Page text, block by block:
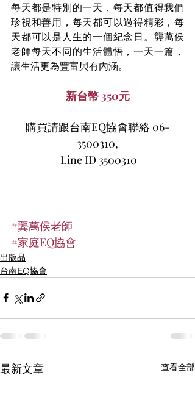
每天都是特別的一天，每天都值得我們
珍視和善用，每天都可以過得精彩，每
天都可以是人生的一個紀念日。龔萬侯
老師每天不同的生活體悟，一天一篇，
讓生活更為豐富與有內涵。
新台幣 350元
購買請跟台南EQ協會聯絡 06-
3500310,
Line ID 3500310
#龔萬侯老師
#家庭EQ協會
出版品
台南EQ協會
最新文章 查看全部